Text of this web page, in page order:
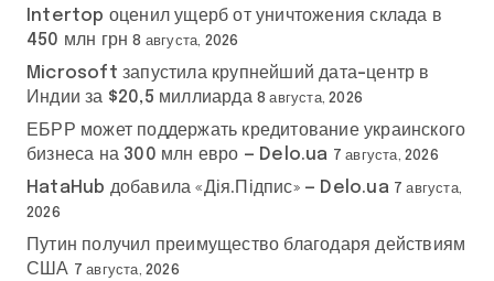
Intertop оценил ущерб от уничтожения склада в
450 млн грн 8 августа, 2026
Microsoft запустила крупнейший дата-центр в
Индии за $20,5 миллиарда 8 августа, 2026
ЕБРР может поддержать кредитование украинского
бизнеса на 300 млн евро — Delo.ua 7 августа, 2026
HataHub добавила «Дія.Підпис» — Delo.ua 7 августа,
2026
Путин получил преимущество благодаря действиям
США 7 августа, 2026